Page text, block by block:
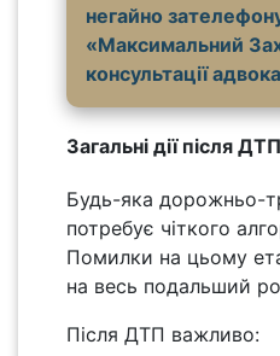
негайно
«Максимальний
консультації
Загальні дії після
Будь-яка дорожньо-
потребує чіткого
Помилки на цьому
на весь подальший
Після ДТП важливо: